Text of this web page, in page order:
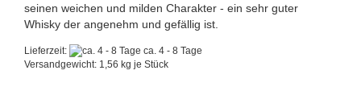
seinen weichen und milden Charakter - ein sehr guter
Whisky der angenehm und gefällig ist.
Lieferzeit:
ca. 4 - 8 Tage
Versandgewicht: 1,56 kg je Stück